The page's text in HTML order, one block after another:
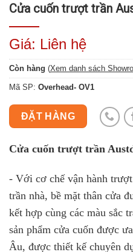
Cửa cuốn trượt trần
Giá: Liên hệ
Còn hàng (Xem danh sách
Mã SP: Overhead- OV1
ĐẶT HÀNG
Cửa cuốn trượt trần
- Với cơ chế vận hành
trần nhà, bề mặt thân cửa
kết hợp cùng các màu sắc
sản phẩm cửa cuốn được
Âu, được thiết kế chuyên